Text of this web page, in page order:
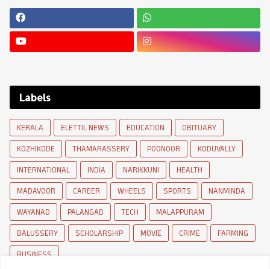
Labels
KERALA ELETTIL NEWS EDUCATION
OBITUARY
KOZHIKODE
THAMARASSERY POONOOR
KODUVALLY
INTERNATIONAL
INDIA NARIKKUNI
HEALTH
MADAVOOR
CAREER WHEELS SPORTS
NANMINDA
WAYANAD
PALANGAD TECH
MALAPPURAM
BALUSSERY
SCHOLARSHIP MOVIE CRIME
FARMING
BUSINESS